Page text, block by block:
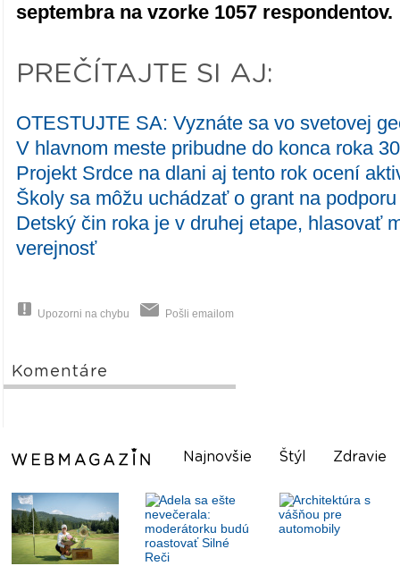
septembra na vzorke 1057 respondentov.
PREČÍTAJTE SI AJ:
OTESTUJTE SA: Vyznáte sa vo svetovej
V hlavnom meste pribudne do konca roka
Projekt Srdce na dlani aj tento rok ocení
Školy sa môžu uchádzať o grant na
Detský čin roka je v druhej etape, hlasovať
verejnosť
Upozorni na chybu Pošli emailom
Komentáre
Najnovšie Štýl Zdravie